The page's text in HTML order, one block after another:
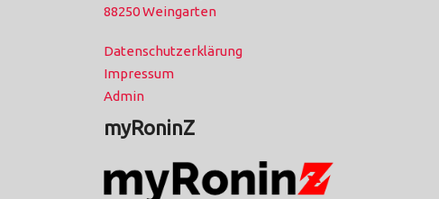
88250 Weingarten
Datenschutzerklärung
Impressum
Admin
myRoninZ